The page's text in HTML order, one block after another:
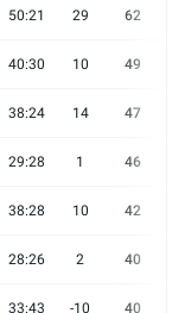
50:21 29 62
40:30 10 49
38:24 14 47
29:28 1 46
38:28 10 42
28:26 2 40
33:43 -10 40